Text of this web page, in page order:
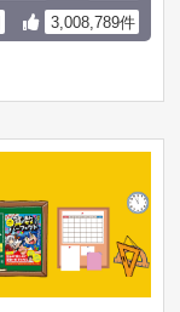
3,008,789件